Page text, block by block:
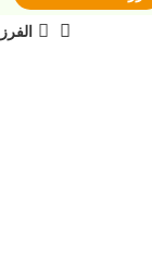
الفرز